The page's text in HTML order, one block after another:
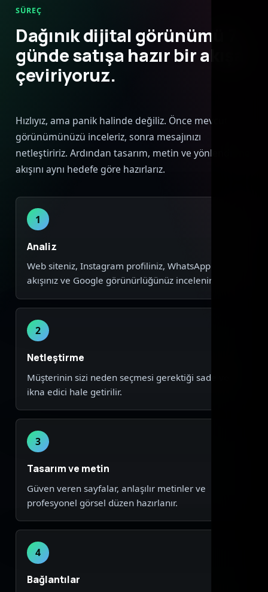
SÜREÇ
Dağınık dijital görünümü 7
günde satışa hazır bir akışa
çeviriyoruz.
Hızlıyız, ama panik halinde değiliz. Önce mevcut
görünümünüzü inceleriz, sonra mesajınızı
netleştiririz. Ardından tasarım, metin ve yönlendirme
akışını aynı hedefe göre hazırlarız.
1
Analiz
Web siteniz, Instagram profiliniz, WhatsApp
akışınız ve Google görünürlüğünüz incelenir.
2
Netleştirme
Müşterinin sizi neden seçmesi gerektiği sade ve
ikna edici hale getirilir.
3
Tasarım ve metin
Güven veren sayfalar, anlaşılır metinler ve
profesyonel görsel düzen hazırlanır.
4
Bağlantılar